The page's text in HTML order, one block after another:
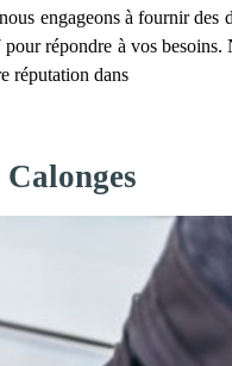
engageons à fournir des
répondre à vos besoins.
réputation dans